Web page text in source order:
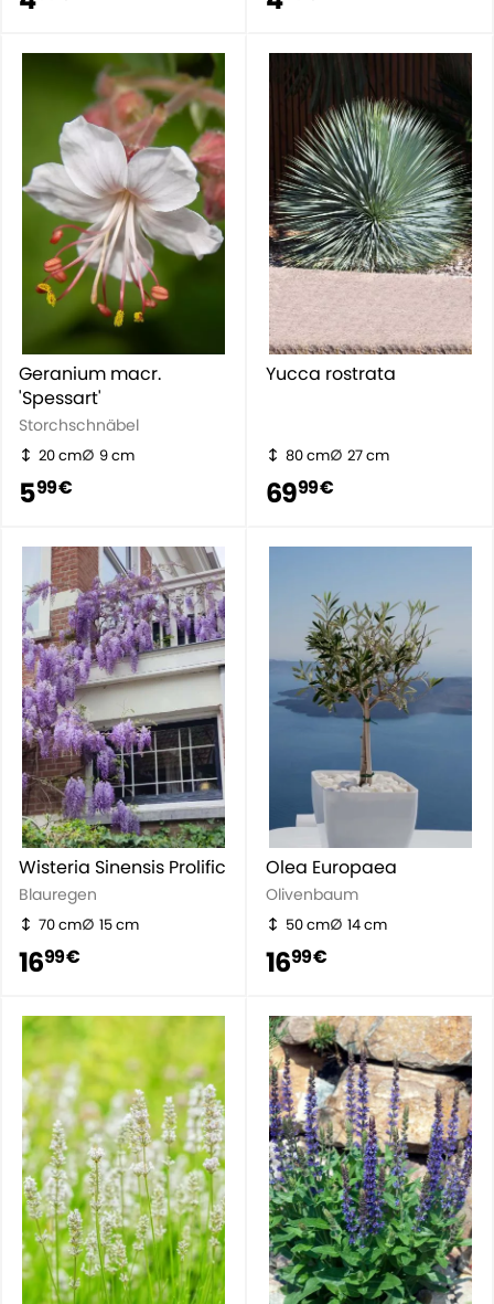
Geranium macr.
'Spessart'
Storchschnäbel
20 cm 9 cm
599 €
Yucca rostrata
80 cm 27 cm
6999 €
Wisteria Sinensis Prolific
Blauregen
70 cm 15 cm
1699 €
Olea Europaea
Olivenbaum
50 cm 14 cm
1699 €